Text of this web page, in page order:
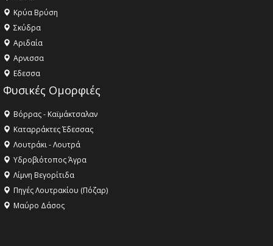
Κρύα Βρύση
Σκύδρα
Αριδαία
Aρνισσα
Eδεσσα
Φυσικές Ομορφιές
Βόρρας - Καϊμάκτσαλαν
Καταρράκτες Έδεσσας
Λουτράκι - Λουτρά
Υδροβιότοπος Άγρα
Λίμνη Βεγορίτιδα
Πηγές Λουτρακίου (Πόζαρ)
Μαύρο Δάσος